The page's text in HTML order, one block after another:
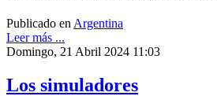
Publicado en Argentina
Leer más ...
Domingo, 21 Abril 2024 11:03
Los simuladores